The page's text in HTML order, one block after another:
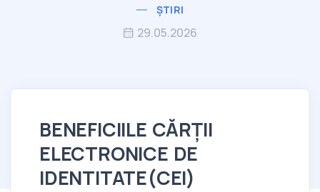
ȘTIRI
29.05.2026
BENEFICIILE CĂRȚII
ELECTRONICE DE
IDENTITATE(CEI)